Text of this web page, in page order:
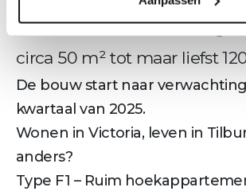
duurzaam én variëren in
circa 50 m² tot maar liefst
De bouw start naar
kwartaal van 2025.
Wonen in Victoria, leven in
anders?
Type F1 – Ruim